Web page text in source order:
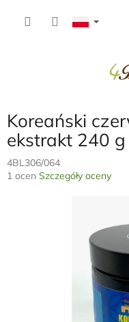
Koreański
ekstrakt 240 g
4BL306/064
Średnia
1 ocen Szczegóły oceny